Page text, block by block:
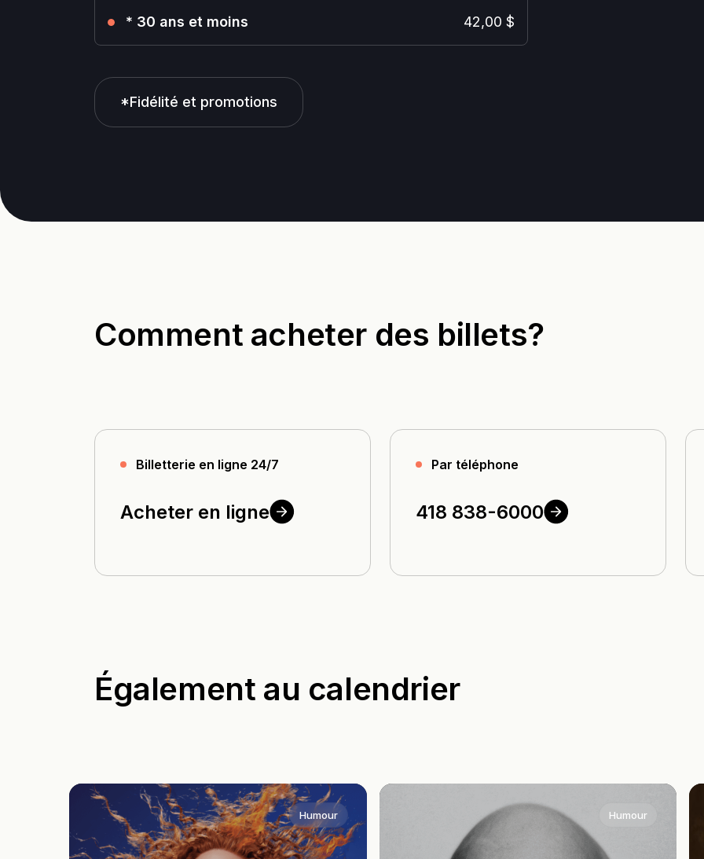
* 30 ans et moins 42,00 $
*Fidélité et promotions
Comment acheter des billets?
Billetterie en ligne 24/7
Acheter en ligne
Par téléphone
418 838-6000
Également au calendrier
Humour Humour